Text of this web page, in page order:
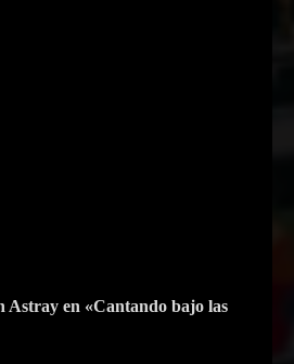
Astray en «Cantando bajo las